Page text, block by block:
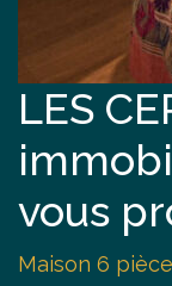
LES
vous
Maison 6